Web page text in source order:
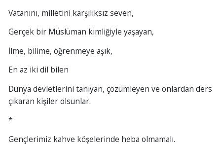
Vatanını, milletini karşılıksız seven,
Gerçek bir Müslüman kimliğiyle yaşayan,
İlme, bilime, öğrenmeye aşık,
En az iki dil bilen
Dünya devletlerini tanıyan, çözümleyen ve onlardan ders
çıkaran kişiler olsunlar.
*
Gençlerimiz kahve köşelerinde heba olmamalı.